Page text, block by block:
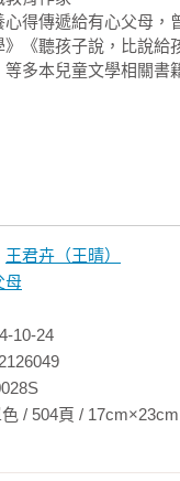
開心操』／
改做喜歡或有興趣的事
才能「換句話說」
想法，是前方禁止通
意，就能開啟對話的
心靈橡皮擦』／
，當孩子心靈捕手
准鬧，情緒不是要消
發掘線索，引導他處
材施教》
展，但有很多大人不
應萬變」的大人而言
現在說什麼都不肯了
人的自己，忘記要成
地愈長愈大，事實不
態，所謂的因材施教
得傳遞給有心父母，
《聽孩子說，比說給
等多本兒童文學相關書
校長爸爸的生活教養
導與教學經驗，幫助多
關團體（如世界展望
超過1200場，參與人
親的兩種角色，更能
的熱忱。棄守人人稱
爸媽新力量。
王君卉（王晴）
母
10-24
單色 / 504頁 /